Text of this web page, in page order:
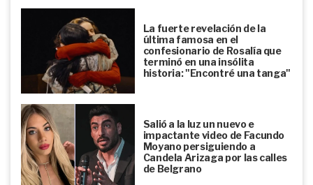
La fuerte revelación de la
última famosa en el
confesionario de Rosalía que
terminó en una insólita
historia: "Encontré una tanga"
Salió a la luz un nuevo e
impactante video de Facundo
Moyano persiguiendo a
Candela Arizaga por las calles
de Belgrano